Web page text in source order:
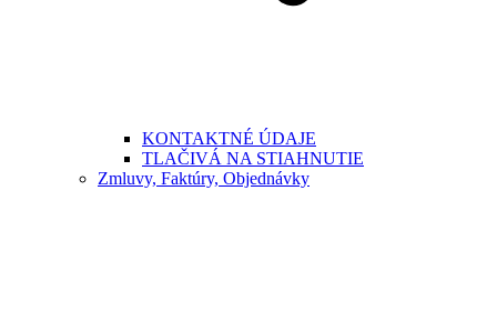
KONTAKTNÉ ÚDAJE
TLAČIVÁ NA STIAHNUTIE
Zmluvy, Faktúry, Objednávky